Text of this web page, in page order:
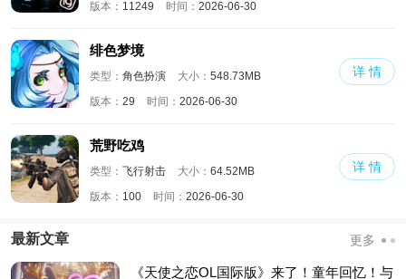
版本： 11249 时间： 2026-06-30
绯色梦境
类型： 角色扮演 大小： 548.73MB
版本： 29 时间： 2026-06-30
详 情
荒野吃鸡
类型： 飞行射击 大小： 64.52MB
版本： 100 时间： 2026-06-30
详 情
最新文章 更多
《天使之恋OL国际版》来了！童年回忆！与